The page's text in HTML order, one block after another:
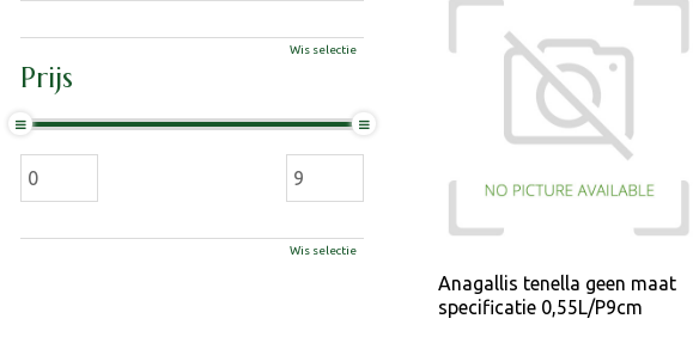
Anagallis tenella geen maat
specificatie 0,55L/P9cm
Wis selectie
Prijs
Wis selectie